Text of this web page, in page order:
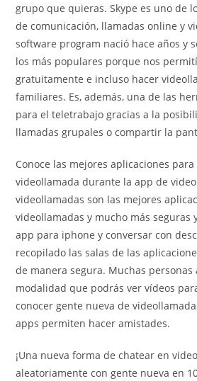
grupo que quieras. Skype es uno de
de comunicación, llamadas online y
software program nació hace años y
los más populares porque nos
gratuitamente e incluso hacer
familiares. Es, además, una de las
para el teletrabajo gracias a la
llamadas grupales o compartir la
Conoce las mejores aplicaciones
videollamada durante la app de
videollamadas son las mejores
videollamadas y mucho más seguras
app para iphone y conversar con
recopilado las salas de las
de manera segura. Muchas personas
modalidad que podrás ver vídeos
conocer gente nueva de
apps permiten hacer amistades.
¡Una nueva forma de chatear en
aleatoriamente con gente nueva en